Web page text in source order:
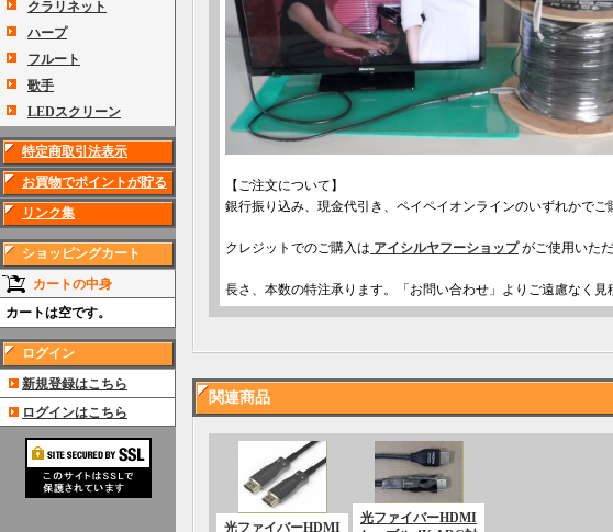
クラリネット
ハープ
フルート
歌手
LEDスクリーン
特定商取引法表示
お買物でポイントが貯る
リンク集
ショッピングカート
カートの中身
カートは空です。
ログイン
新規登録はこちら
ログインはこちら
【ご注文について】
銀行振り込み、現金代引き、ペイペイオンラインのいずれかでご
クレジットでのご購入は アイシルヤフーショップがご使用いただ
長さ、本数の特注承ります。「お問い合わせ」よりご遠慮なく見
関連商品
光ファイバーHDMI
光ファイバーHDMI